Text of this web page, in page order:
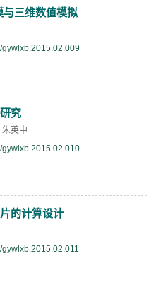
)三维数值模拟
gywlxb.2015.02.009
)
究
朱英中
gywlxb.2015.02.010
)
的计算设计
gywlxb.2015.02.011